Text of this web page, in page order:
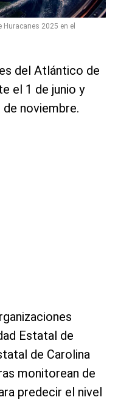
2025 en el
del Atlántico de
el 1 de junio y
noviembre.
Estatal de
de Carolina
monitorean de
predecir el nivel